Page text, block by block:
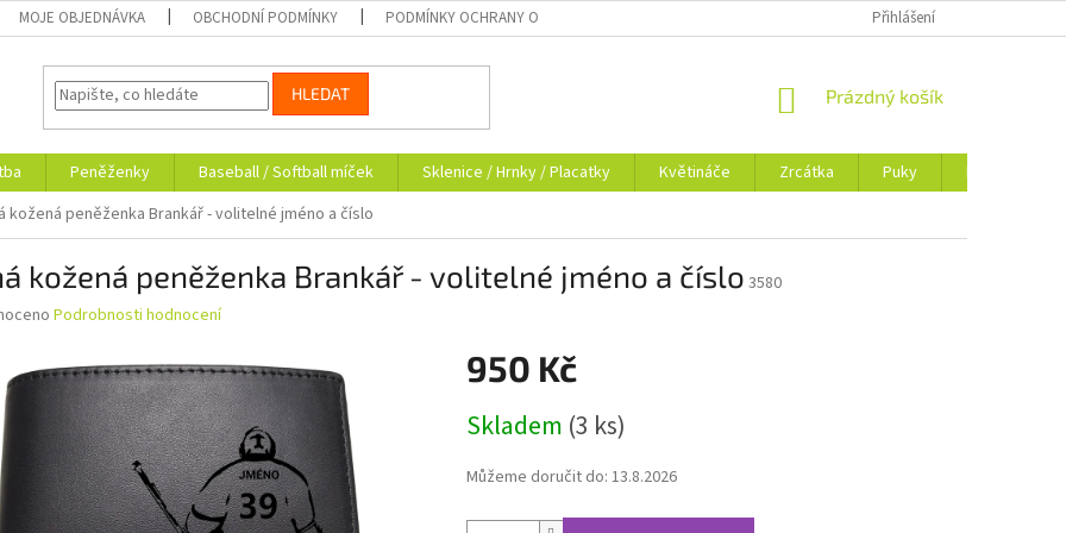
MOJE OBJEDNÁVKA OBCHODNÍ PODMÍNKY PODMÍNKY OCHRANY OSOBNÍCH ÚDAJŮ Přihlášení
HLEDAT
NÁKUPNÍ
Prázdný košík
Peněženky Baseball / Softball míček Sklenice / Hrnky / Placatky Květináče Zrcátka Puky
Dokladovky
kožená peněženka Brankář - volitelné jméno a číslo
kožená peněženka Brankář - volitelné jméno a číslo 3580
Podrobnosti hodnocení
950 Kč
cena:
Skladem (3 ks)
Můžeme doručit do: 13.8.2026